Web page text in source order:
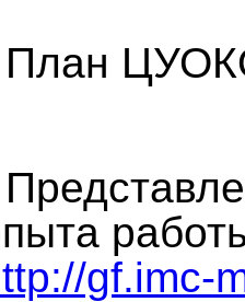
План
gf.imc-